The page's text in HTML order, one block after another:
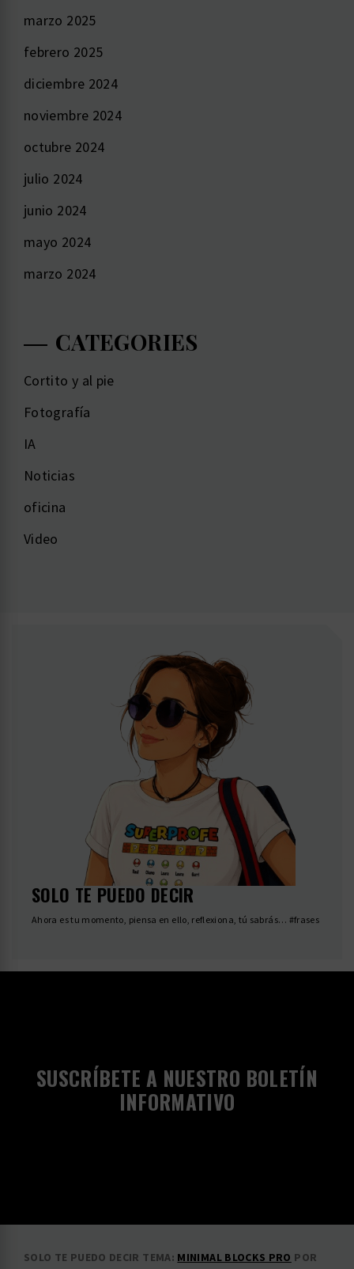
marzo 2025
febrero 2025
diciembre 2024
noviembre 2024
octubre 2024
julio 2024
junio 2024
mayo 2024
marzo 2024
CATEGORIES
Cortito y al pie
Fotografía
IA
Noticias
oficina
Video
SOLO TE PUEDO DECIR
Ahora es tu momento, piensa en ello, reflexiona, tú sabrás… #frases
SUSCRÍBETE A NUESTRO BOLETÍN
INFORMATIVO
SOLO TE PUEDO DECIR TEMA: MINIMAL BLOCKS PRO POR